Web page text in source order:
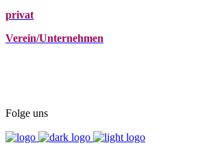
privat
Verein/Unternehmen
Folge uns